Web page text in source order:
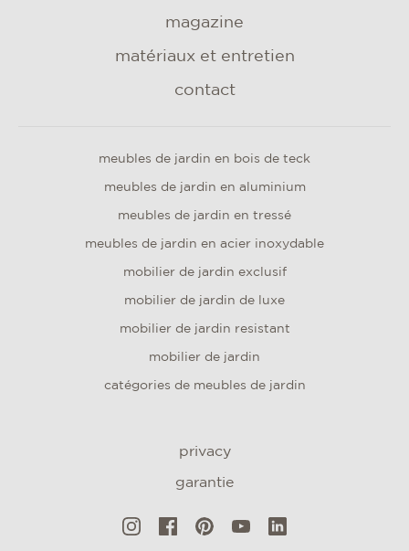
magazine
matériaux et entretien
contact
meubles de jardin en bois de teck
meubles de jardin en aluminium
meubles de jardin en tressé
meubles de jardin en acier inoxydable
mobilier de jardin exclusif
mobilier de jardin de luxe
mobilier de jardin resistant
mobilier de jardin
catégories de meubles de jardin
privacy
garantie